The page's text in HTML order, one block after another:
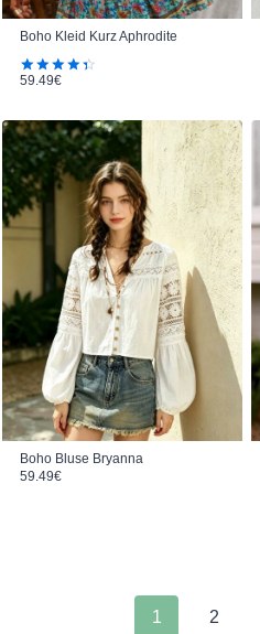
Boho Kleid Kurz Aphrodite
Bewertet
von 5
59.49€
Boho Bluse Bryanna
59.49€
1 2